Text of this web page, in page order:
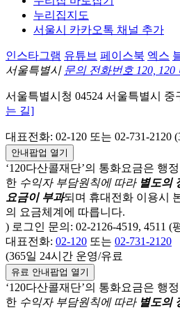
누리집지도
서울시 카카오톡 채널 추가
인스타그램 유튜브 페이스북 엑스
서울특별시 문의 전화번호 120,
서울특별시청 04524 서울특별시 중
는 길]
대표전화: 02-120 또는 02-731-2120
안내팝업 열기
‘120다산콜재단’의 통화요금은 행
한 수익자 부담원칙에 따라 별도의
요금이 부과되며 휴대전화 이용시
의 요금체계에 따릅니다.
) 로그인 문의: 02-2126-4519, 4511 (
대표전화: 02-120 또는 02-731-2120
(365일 24시간 운영/유료
유료 안내팝업 열기
‘120다산콜재단’의 통화요금은 행
한 수익자 부담원칙에 따라 별도의